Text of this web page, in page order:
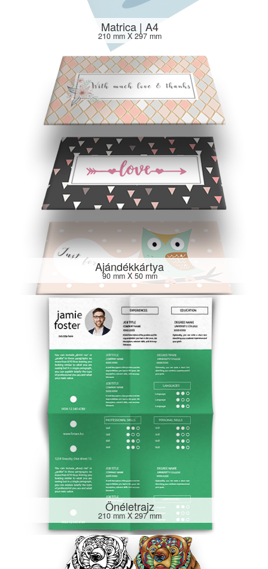
Matrica | A4
210 mm X 297 mm
Ajándékkártya
90 mm X 50 mm
Önéletrajz
210 mm X 297 mm